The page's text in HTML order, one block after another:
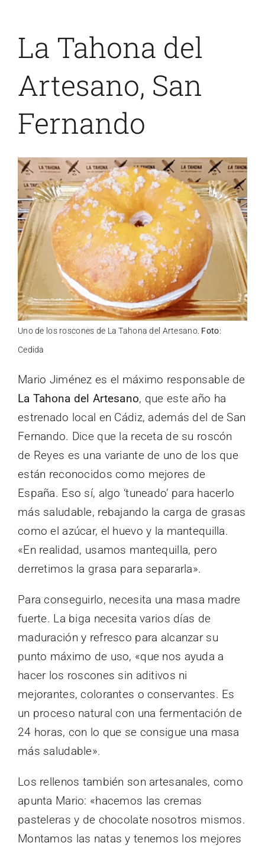
La Tahona del
Artesano, San
Fernando
Uno de los roscones de La Tahona del Artesano. Foto:
Cedida
Mario Jiménez es el máximo responsable de
La Tahona del Artesano, que este año ha
estrenado local en Cádiz, además del de San
Fernando. Dice que la receta de su roscón
de Reyes es una variante de uno de los que
están reconocidos como mejores de
España. Eso sí, algo ‘tuneado’ para hacerlo
más saludable, rebajando la carga de grasas
como el azúcar, el huevo y la mantequilla.
«En realidad, usamos mantequilla, pero
derretimos la grasa para separarla».
Para conseguirlo, necesita una masa madre
fuerte. La biga necesita varios días de
maduración y refresco para alcanzar su
punto máximo de uso, «que nos ayuda a
hacer los roscones sin aditivos ni
mejorantes, colorantes o conservantes. Es
un proceso natural con una fermentación de
24 horas, con lo que se consigue una masa
más saludable».
Los rellenos también son artesanales, como
apunta Mario: «hacemos las cremas
pasteleras y de chocolate nosotros mismos.
Montamos las natas y tenemos los mejores